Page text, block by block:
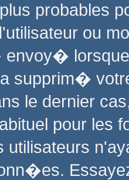
probables
ou
supprim�
le dernier
pour les
utilisateurs